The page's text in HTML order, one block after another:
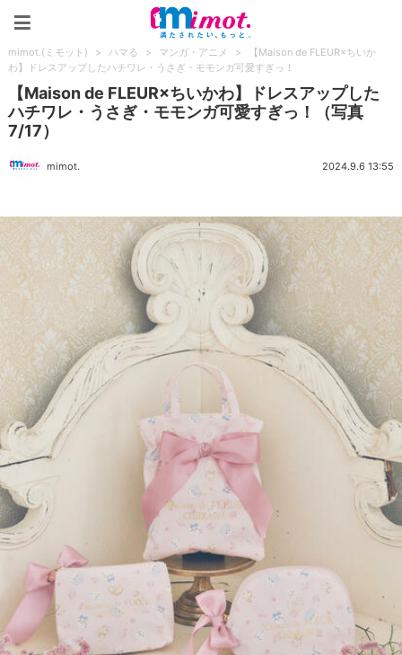
mimot.(ミモット) > ハマる > マンガ・アニメ >
【Maison de FLEUR×ちいか
わ】ドレスアップしたハチワレ・うさぎ・モモンガ可愛すぎっ！
【Maison de FLEUR×ちいかわ】ドレスアップした
ハチワレ・うさぎ・モモンガ可愛すぎっ！（写真
7/17）
mimot. 2024.9.6 13:55